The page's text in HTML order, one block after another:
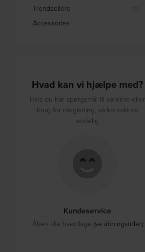
Trendsellers
Accessories
Hvad kan vi hjælpe med?
Hvis du har spørgsmål til varerne eller
brug for rådgivning, så kontakt os
endelig
Kundeservice
Åben alle hverdage (se åbningstider)